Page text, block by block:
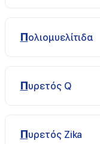
Πολιομυελίτιδα
Πυρετός Q
Πυρετός Ζika